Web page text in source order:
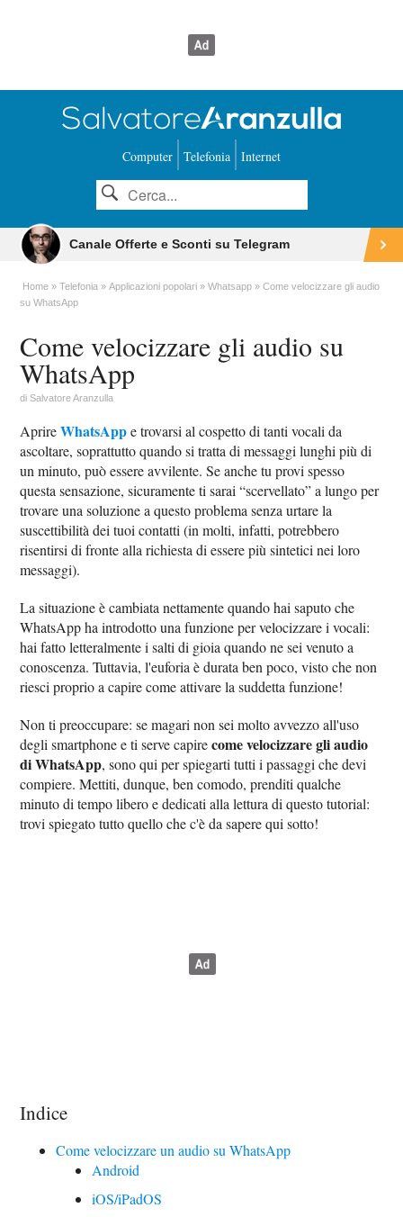
Computer Telefonia Internet
Canale Offerte e Sconti su Telegram
Home Telefonia Applicazioni popolari Whatsapp
Come velocizzare gli audio
su WhatsApp
Come velocizzare gli audio su
WhatsApp
diSalvatore Aranzulla
AprireWhatsAppe trovarsi al cospetto di tanti vocali da
ascoltare, soprattutto quando si tratta di messaggi lunghi più di
un minuto, può essere avvilente. Se anche tu provi spesso
questa sensazione, sicuramente ti sarai “scervellato” a lungo per
trovare una soluzione a questo problema senza urtare la
suscettibilità dei tuoi contatti (in molti, infatti, potrebbero
risentirsi di fronte alla richiesta di essere più sintetici nei loro
messaggi).
La situazione è cambiata nettamente quando hai saputo che
WhatsApp ha introdotto una funzione per velocizzare i vocali:
hai fatto letteralmente i salti di gioia quando ne sei venuto a
conoscenza. Tuttavia, l'euforia è durata ben poco, visto che non
riesci proprio a capire come attivare la suddetta funzione!
Non ti preoccupare: se magari non sei molto avvezzo all'uso
degli smartphone e ti serve capirecome velocizzare gli audio
di WhatsApp, sono qui per spiegarti tutti i passaggi che devi
compiere. Mettiti, dunque, ben comodo, prenditi qualche
minuto di tempo libero e dedicati alla lettura di questo tutorial:
trovi spiegato tutto quello che c'è da sapere qui sotto!
Indice
Come velocizzare un audio su WhatsApp
Android
iOS/iPadOS